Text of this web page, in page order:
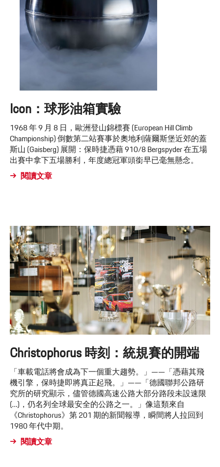
Icon：球形油箱實驗
1968 年 9 月 8 日，歐洲登山錦標賽 (European Hill Climb
Championship) 倒數第二站賽事於奧地利薩爾斯堡近郊的蓋
斯山 (Gaisberg) 展開：保時捷憑藉 910/8 Bergspyder 在五場
出賽中拿下五場勝利，年度總冠軍頭銜早已毫無懸念。
閱讀文章
Christophorus 時刻：統規賽的開端
「車載電話將會成為下一個重大趨勢。」——「憑藉其飛
機引擎，保時捷即將真正起飛。」——「德國聯邦公路研
究所的研究顯示，儘管德國高速公路大部分路段未設速限
(…)，仍名列全球最安全的公路之一。」像這類來自
《Christophorus》第 201 期的新聞報導，瞬間將人拉回到
1980 年代中期。
閱讀文章